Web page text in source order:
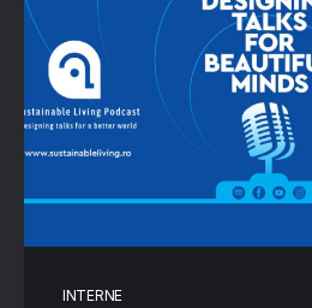
INTERNE